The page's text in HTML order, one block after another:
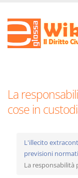
La
cose in
L'illecito
previsioni
La responsabilità